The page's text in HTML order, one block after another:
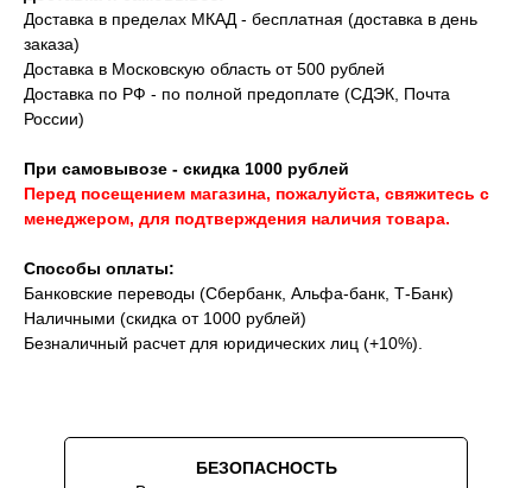
Доставка в пределах МКАД - бесплатная (доставка в день
заказа)
Доставка в Московскую область от 500 рублей
Доставка по РФ - по полной предоплате (СДЭК, Почта
России)
При самовывозе - скидка 1000 рублей
Перед посещением магазина, пожалуйста, свяжитесь с
менеджером, для подтверждения наличия товара.
Способы оплаты:
Банковские переводы (Сбербанк, Альфа-банк, Т-Банк)
Наличными (скидка от 1000 рублей)
Безналичный расчет для юридических лиц (+10%).
БЕЗОПАСНОСТЬ